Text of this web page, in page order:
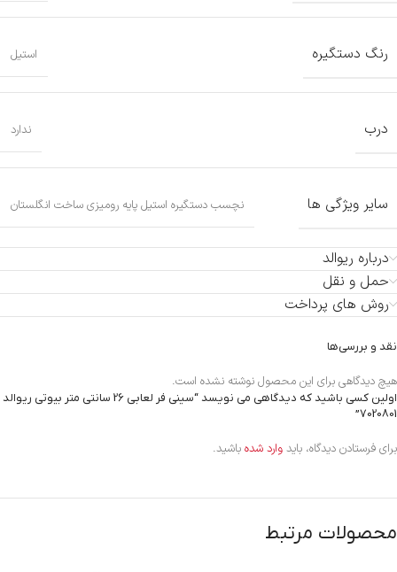
رنگ دستگیره استیل
درب ندارد
سایر ویژگی ها نچسب دستگیره استیل پایه رومیزی ساخت انگلستان
درباره ریوالد
حمل و نقل
روش های پرداخت
نقد و بررسی‌ها
هیچ دیدگاهی برای این محصول نوشته نشده است.
اولین کسی باشید که دیدگاهی می نویسد “سینی فر لعابی 26 سانتی متر بیوتی ریوالد
7020801”
برای فرستادن دیدگاه، باید وارد شده باشید.
محصولات مرتبط